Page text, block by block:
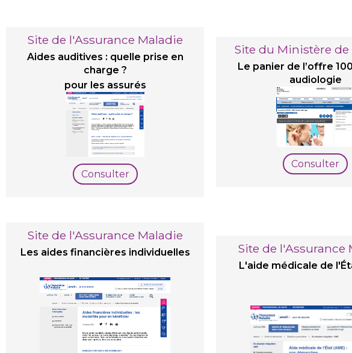
Site de l'Assurance Maladie
Aides auditives : quelle prise en
charge ?
pour les assurés
Consulter
Site du Ministère de
Le panier de l’offre
audiologie
Consulter
Site de l'Assurance Maladie
Les aides financières individuelles Site de l'Assurance
L'aide médicale de